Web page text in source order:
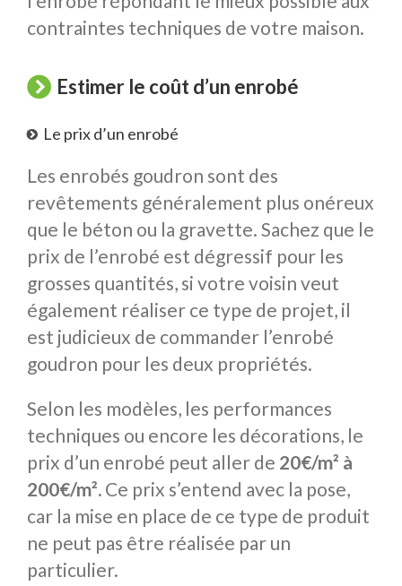
contraintes techniques de votre maison.
Estimer le coût d’un enrobé
Le prix d’un enrobé
Les enrobés goudron sont des
revêtements généralement plus onéreux
que le béton ou la gravette. Sachez que le
prix de l’enrobé est dégressif pour les
grosses quantités, si votre voisin veut
également réaliser ce type de projet, il
est judicieux de commander l’enrobé
goudron pour les deux propriétés.
Selon les modèles, les performances
techniques ou encore les décorations, le
prix d’un enrobé peut aller de 20€/m² à
200€/m². Ce prix s’entend avec la pose,
car la mise en place de ce type de produit
ne peut pas être réalisée par un
particulier.